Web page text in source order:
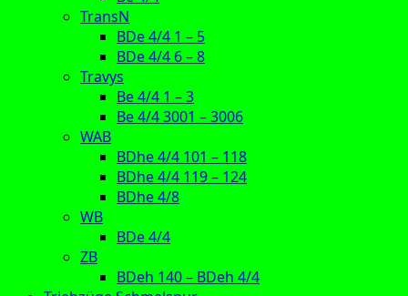
TransN
BDe 4/4 1 – 5
BDe 4/4 6 – 8
Travys
Be 4/4 1 – 3
Be 4/4 3001 – 3006
WAB
BDhe 4/4 101 – 118
BDhe 4/4 119 – 124
BDhe 4/8
WB
BDe 4/4
ZB
BDeh 140 – BDeh 4/4